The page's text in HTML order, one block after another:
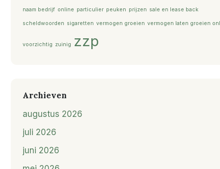
naam bedrijf online particulier peuken prijzen sale en lease back
scheldwoorden sigaretten vermogen groeien vermogen laten groeien
voorzichtig zuinig zzp
Archieven
augustus 2026
juli 2026
juni 2026